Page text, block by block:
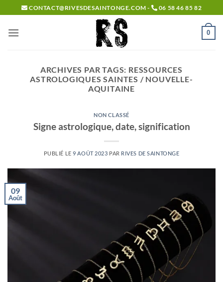
Passer
au
contenu
CONTACT@RIVESDESAINTONGE.COM - 06 58 46 85 82
0
ARCHIVES PAR TAGS: RESSOURCES
ASTROLOGIQUES SAINTES / NOUVELLE-
AQUITAINE
NON CLASSÉ
Signe astrologique, date, signification
PUBLIÉ LE9 AOÛT 2023 PAR RIVES DE SAINTONGE
09
Août